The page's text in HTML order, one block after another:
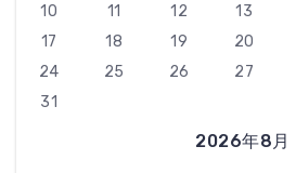
2026年8月
10
11 12 13
17
18 19 20
24
25 26 27
31